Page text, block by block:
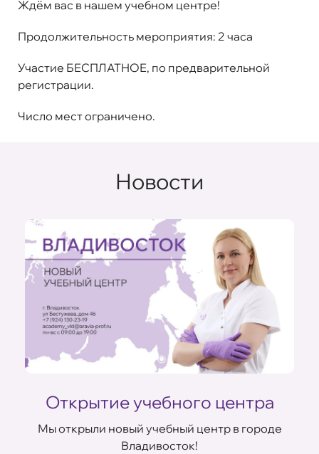
Ждём вас в нашем учебном центре!
Продолжительность мероприятия: 2 часа
Участие БЕСПЛАТНОЕ, по предварительной
регистрации.
Число мест ограничено.
Новости
Открытие учебного центра
Мы открыли новый учебный центр в городе
Владивосток!